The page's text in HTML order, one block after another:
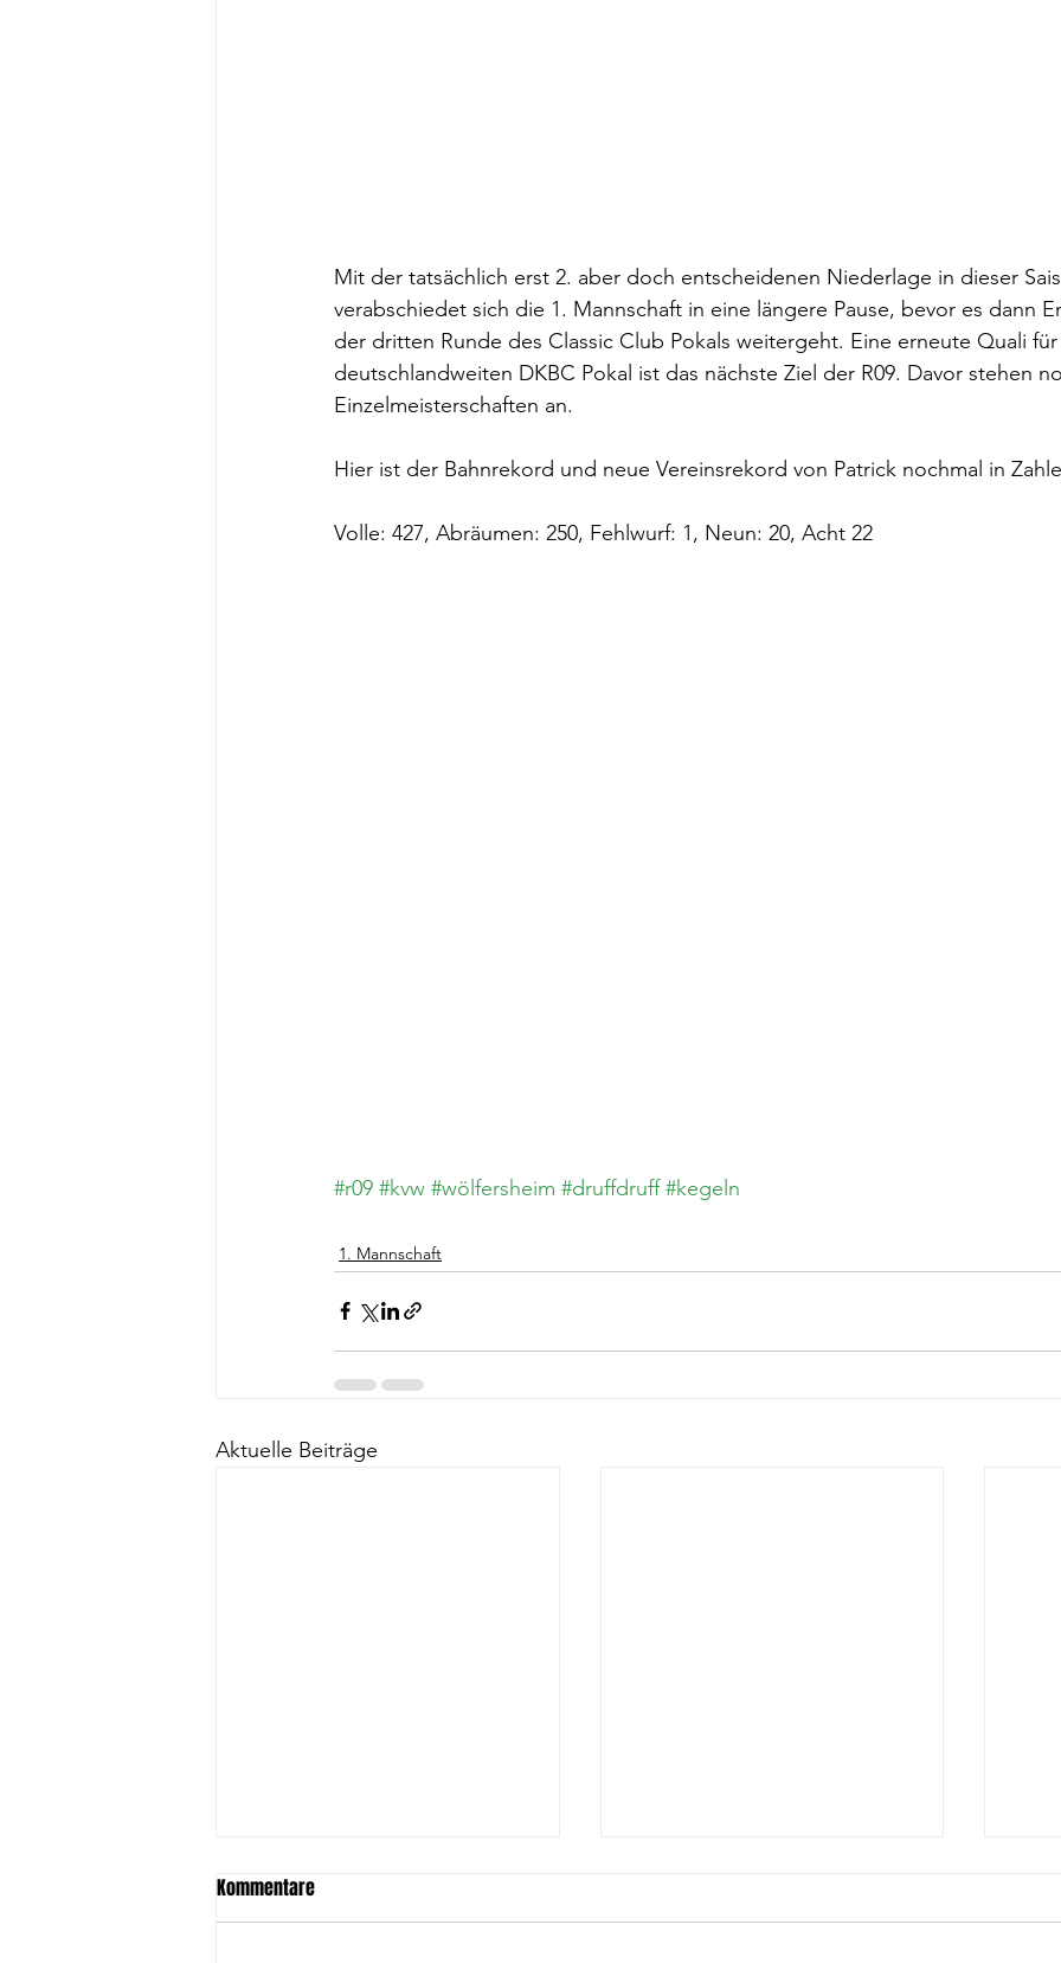
Mit der tatsächlich erst 2. aber doch entscheidenen Niederlage in dieser
verabschiedet sich die 1. Mannschaft in eine längere Pause, bevor es dann
der dritten Runde des Classic Club Pokals weitergeht. Eine erneute Quali
deutschlandweiten DKBC Pokal ist das nächste Ziel der R09. Davor stehen
Einzelmeisterschaften an.
Hier ist der Bahnrekord und neue Vereinsrekord von Patrick nochmal in
Volle: 427, Abräumen: 250, Fehlwurf: 1, Neun: 20, Acht 22
#r09 #kvw #wölfersheim #druffdruff #kegeln
1. Mannschaft
Aktuelle Beiträge
Kommentare